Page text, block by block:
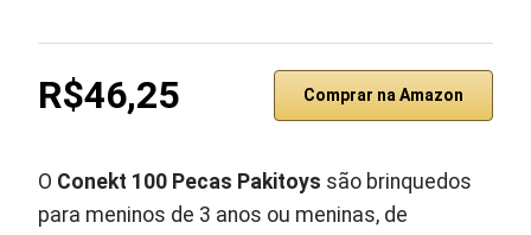
R$46,25 Comprar na Amazon
O Conekt 100 Pecas Pakitoys são brinquedos
para meninos de 3 anos ou meninas, de